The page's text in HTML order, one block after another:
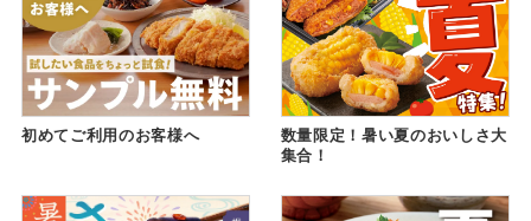
初めてご利用のお客様へ
数量限定！暑い夏のおいしさ大
集合！